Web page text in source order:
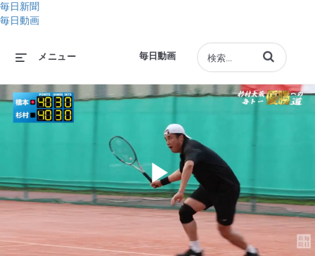
毎日新聞
毎日動画
毎日動画
メニュー 動画の検索語句
Play